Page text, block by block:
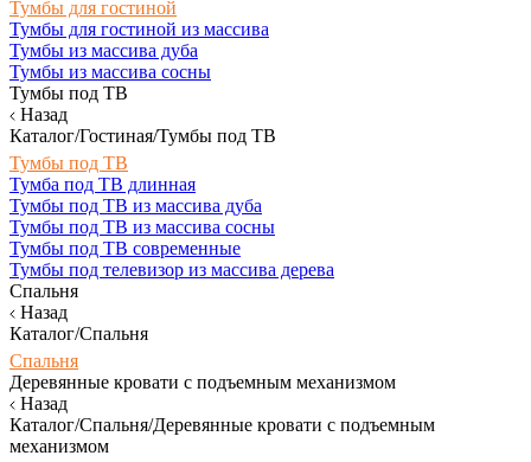
Тумбы для гостиной
Тумбы для гостиной из массива
Тумбы из массива дуба
Тумбы из массива сосны
Тумбы под ТВ
Назад
Каталог/Гостиная/Тумбы под ТВ
Тумбы под ТВ
Тумба под ТВ длинная
Тумбы под ТВ из массива дуба
Тумбы под ТВ из массива сосны
Тумбы под ТВ современные
Тумбы под телевизор из массива дерева
Спальня
Назад
Каталог/Спальня
Спальня
Деревянные кровати с подъемным механизмом
Назад
Каталог/Спальня/Деревянные кровати с подъемным
механизмом